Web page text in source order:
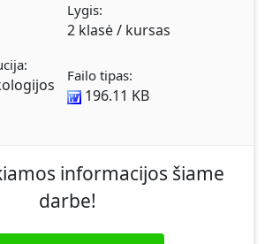
Lygis:
2 klasė / kursas
Failo tipas:
196.11 KB
informacijos šiame
darbe!